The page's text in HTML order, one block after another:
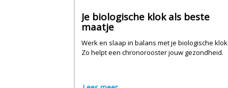
Je biologische klok als beste
maatje
Werk en slaap in balans met je biologische
Zo helpt een chronorooster jouw gezondheid.